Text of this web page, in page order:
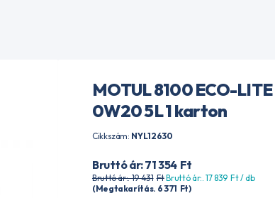
MOTUL 8100 ECO-LITE
0W20 5L 1 karton
Cikkszám: NYL12630
Bruttó ár: 71 354 Ft
Bruttó ár:. 19 431 FtBruttó ár:. 17 839 Ft/ db
(Megtakarítás. 6 371 Ft)